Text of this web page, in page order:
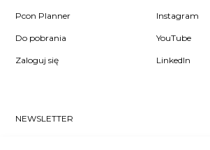
Pcon Planner
Do pobrania
Zaloguj się
Instagram
YouTube
LinkedIn
NEWSLETTER